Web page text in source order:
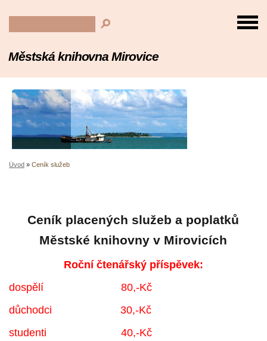
Městská knihovna Mirovice
Úvod » Ceník služeb
Ceník placených služeb a poplatků
Městské knihovny v Mirovicích
Roční čtenářský příspěvek:
dospělí 80,-Kč
důchodci 30,-Kč
studenti 40,-Kč